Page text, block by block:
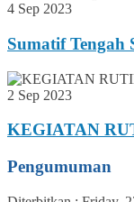
4 Sep 2023
Sumatif Tengah
2 Sep 2023
KEGIATAN
Pengumuman